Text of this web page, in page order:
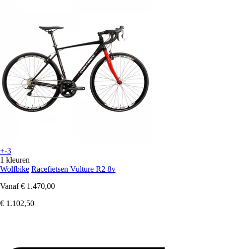
+-3
1 kleuren
Wolfbike Racefietsen Vulture R2 8v
Vanaf € 1.470,00
€ 1.102,50